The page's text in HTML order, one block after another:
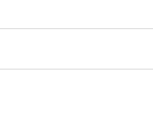
能性があります。ユー
名及び連絡先、利用目的等